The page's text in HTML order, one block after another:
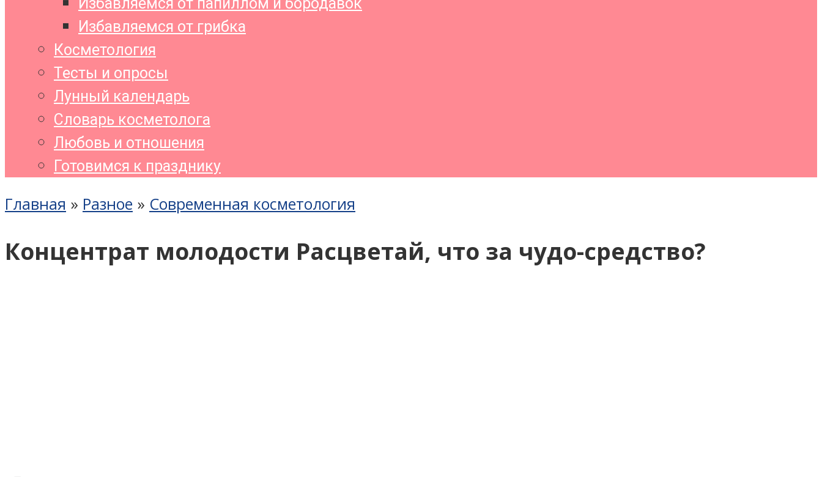
Избавляемся от грибка
Косметология
Тесты и опросы
Лунный календарь
Словарь косметолога
Любовь и отношения
Готовимся к празднику
Главная » Разное » Современная косметология
Концентрат молодости Расцветай, что за чудо-средство?